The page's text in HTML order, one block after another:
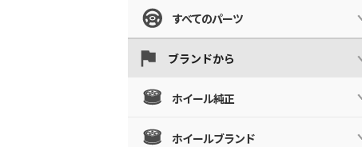
すべてのパーツ
ブランドから
ホイール純正
ホイールブランド